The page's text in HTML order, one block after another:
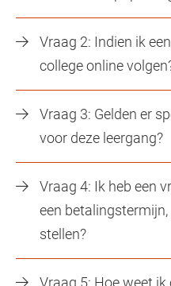
Vraag 2: Indien ik
college online
Vraag 3: Gelden er
voor deze leergang?
Vraag 4: Ik heb een
een
stellen?
Vraag 5: Hoe weet